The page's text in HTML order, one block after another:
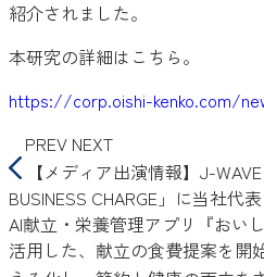
紹介されました。
本研究の詳細はこちら。
https://corp.oishi-kenko.com/
PREV NEXT
【メディア出演情報】J-
BUSINESS CHARGE」に当社代
AI献立・栄養管理アプリ『おい
活用した、献立の食費提案を開